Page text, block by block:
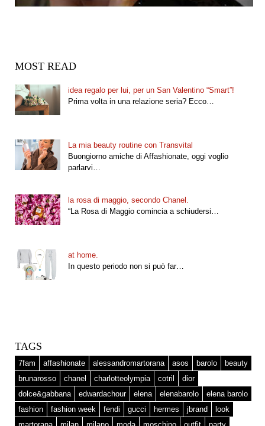
MOST READ
idea regalo per lui, per un San Valentino “Smart”!
Prima volta in una relazione seria? Ecco…
La mia beauty routine con Transvital
Buongiorno amiche di Affashionate, oggi voglio
parlarvi…
la rosa di maggio, secondo Chanel.
“La Rosa di Maggio comincia a schiudersi…
at home.
In questo periodo non si può far…
TAGS
7fam affashionate alessandromartorana asos barolo
beauty
brunarosso
chanel charlotteolympia cotril
dior
dolce&gabbana
edwardachour elena elenabarolo
elena barolo
fashion
fashion week fendi gucci hermes jbrand
look